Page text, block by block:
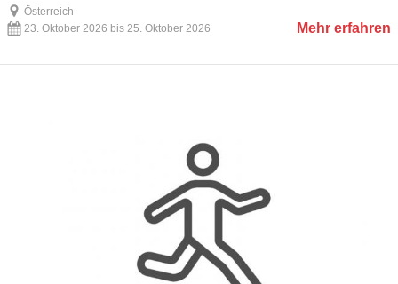
Österreich
Mehr erfahren
23. Oktober 2026 bis 25. Oktober 2026